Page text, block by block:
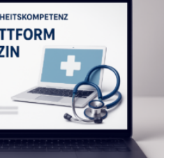
Sie entwickelten
über die
Echtzeit an das Sprachmodell
Die Künstliche Intelligenz
des Körpers
keinen bewussten